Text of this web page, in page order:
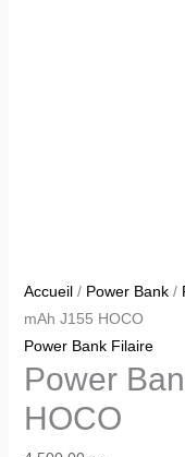
Accueil/ Power Bank/
mAh J155 HOCO
Power Bank Filaire
Power
HOCO